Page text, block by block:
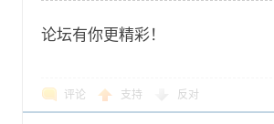
论坛有你更精彩！
评论 支持 反对